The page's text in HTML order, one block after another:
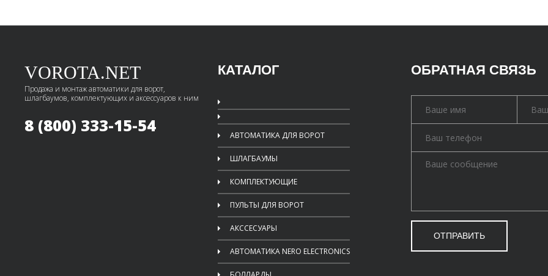
VOROTA.NET
Продажа и монтаж автоматики для ворот,
шлагбаумов, комплектующих и аксессуаров к ним
8 (800) 333-15-54
КАТАЛОГ
АВТОМАТИКА ДЛЯ ВОРОТ
ШЛАГБАУМЫ
КОМПЛЕКТУЮЩИЕ
ПУЛЬТЫ ДЛЯ ВОРОТ
АКССЕСУАРЫ
АВТОМАТИКА NERO ELECTRONICS
ОБРАТНАЯ СВЯЗЬ
ОТПРАВИТЬ